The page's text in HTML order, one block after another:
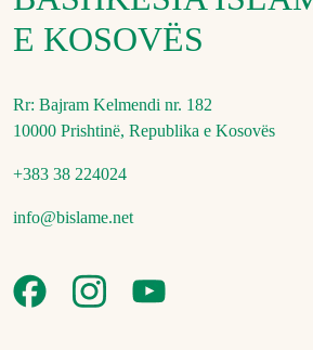
E KOSOVËS
Rr: Bajram Kelmendi nr. 182
10000 Prishtinë, Republika e Kosovës
+383 38 224024
info@bislame.net